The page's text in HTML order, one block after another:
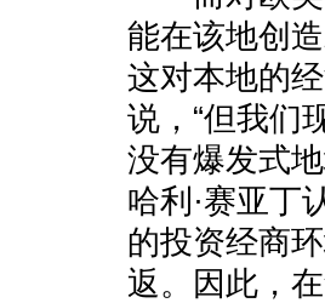
能在该地创
这对本地的
说，“但我们
没有爆发式
哈利·赛亚丁
的投资经商
返。因此，